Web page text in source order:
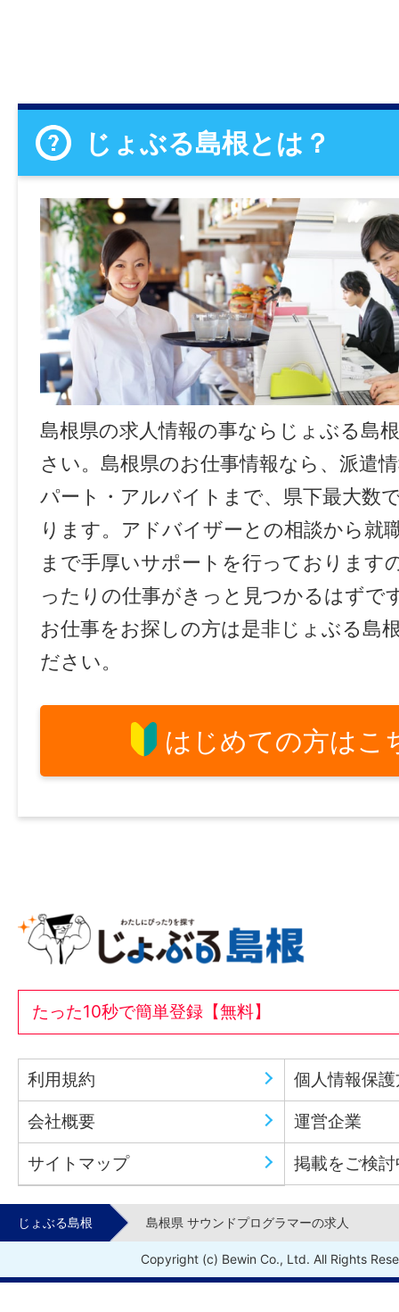
じょぶる島根とは？
島根県の求人情報の事ならじょぶる島
さい。島根県のお仕事情報なら、派遣
パート・アルバイトまで、県下最大数
ります。アドバイザーとの相談から就
まで手厚いサポートを行っております
ったりの仕事がきっと見つかるはずで
お仕事をお探しの方は是非じょぶる島
ださい。
はじめての方はこ
たった10秒で簡単登録【無料】
利用規約 個人情報保
会社概要 運営企業
サイトマップ 掲載をご検
じょぶる島根 島根県 サウンドプログラマーの求人
Copyright (c) Bewin Co., Ltd. All Rights